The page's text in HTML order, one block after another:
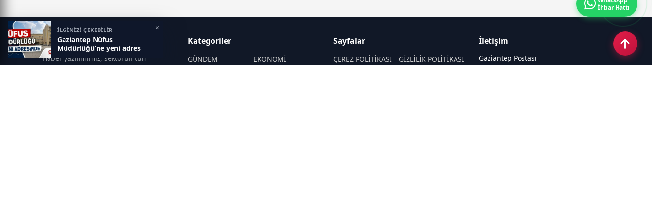
İLGİNİZİ ÇEKEBİLİR
Gaziantep Nüfus
Müdürlüğü’ne yeni adres
×
Gaziantep Postası
Haber yazılımımız, sektörün tüm
ihtiyaçlarını karşılayacak şekilde
Kategoriler
GÜNDEM
EKONOMİ
Sayfalar
ÇEREZ POLİTİKASI
GİZLİLİK POLİTİKASI
İletişim
Gaziantep Postası
İhbar Hattı